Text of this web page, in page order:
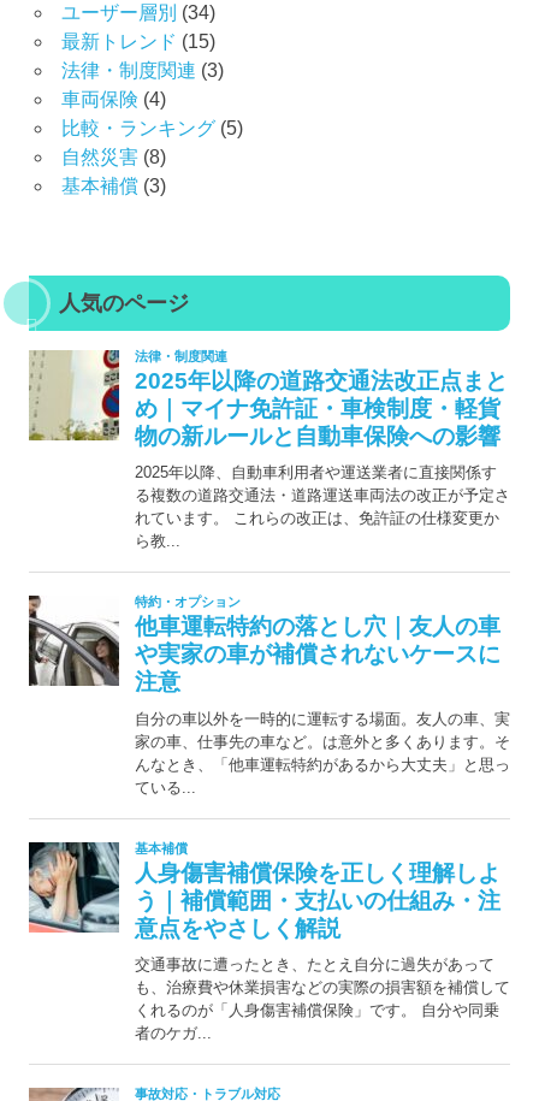
ユーザー層別 (34)
最新トレンド (15)
法律・制度関連 (3)
車両保険 (4)
比較・ランキング(5)
自然災害(8)
基本補償(3)
人気のページ